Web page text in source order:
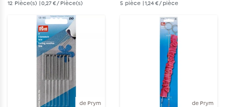
12 Pièce(s) | 0,27 € / Pièce(s) 5 pièce | 1,24 € / pièce
de Prym de Prym